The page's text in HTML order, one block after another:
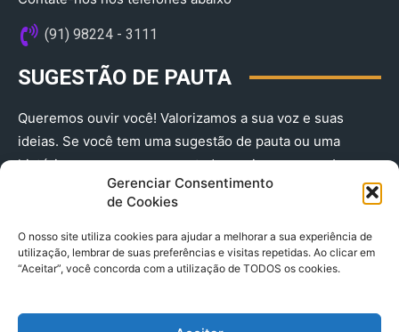
Gerenciar Consentimento
de Cookies
O nosso site utiliza cookies para ajudar a melhorar a sua experiência de
utilização, lembrar de suas preferências e visitas repetidas. Ao clicar em
“Aceitar”, você concorda com a utilização de TODOS os cookies.
(91) 98224 - 3111
SUGESTÃO DE PAUTA
Queremos ouvir você! Valorizamos a sua voz e suas
ideias. Se você tem uma sugestão de pauta ou uma
história que merece ser contada, envie-nos agora!
(91) 98224 - 3111